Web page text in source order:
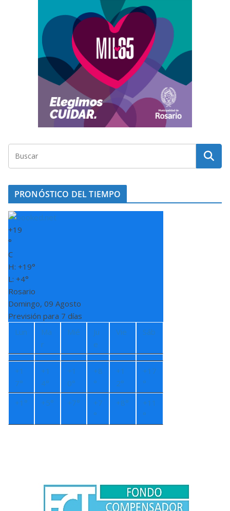
PRONÓSTICO DEL TIEMPO
+19
°
C
H: +19°
L: +4°
Rosario
Domingo, 09 Agosto
Previsión para 7 días
Lun
Ma
r
Mié
Ju
e
Vie Sáb
+1
7°
+1
4°
+1
0°
+8
°
+1
2°
+17
°
+1° +5° +7° +7
°
+8° +11
°